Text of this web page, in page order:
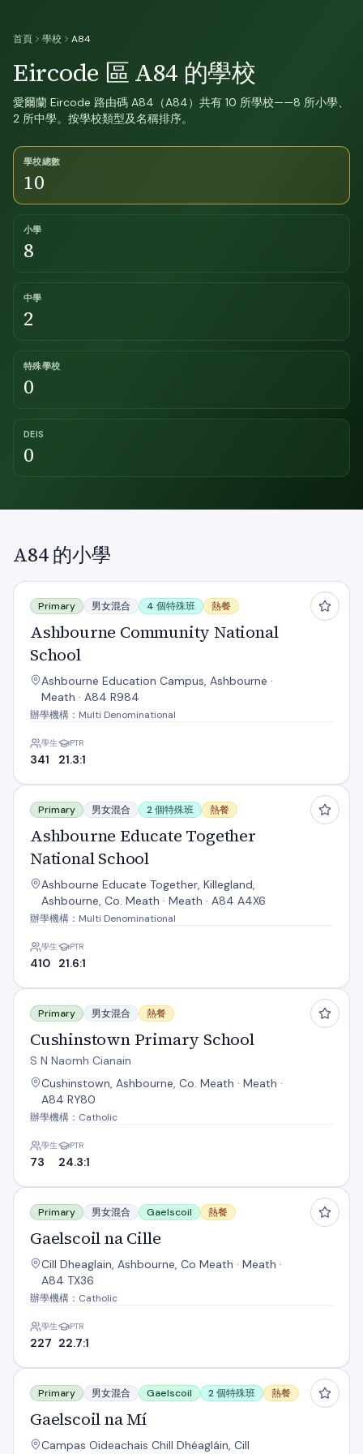
首頁 學校 A84
Eircode 區 A84 的學校
愛爾蘭 Eircode 路由碼 A84（A84）共有 10 所學校——8 所小學、
2 所中學。按學校類型及名稱排序。
學校總數
10
小學
8
中學
2
特殊學校
0
DEIS
0
A84 的小學
Ashbourne Community National School
Primary 男女混合 4 個特殊班 熱餐
Ashbourne Community National
School
Ashbourne Education Campus, Ashbourne ·
Meath · A84 R984
辦學機構：Multi Denominational
學生
341
PTR
21.3:1
Ashbourne Educate Together National School
Primary 男女混合 2 個特殊班 熱餐
Ashbourne Educate Together
National School
Ashbourne Educate Together, Killegland,
Ashbourne, Co. Meath · Meath · A84 A4X6
辦學機構：Multi Denominational
學生
410
PTR
21.6:1
Cushinstown Primary School
Primary 男女混合 熱餐
Cushinstown Primary School
S N Naomh Cianain
Cushinstown, Ashbourne, Co. Meath · Meath ·
A84 RY80
辦學機構：Catholic
學生
73
PTR
24.3:1
Gaelscoil na Cille
Primary 男女混合 Gaelscoil 熱餐
Gaelscoil na Cille
Cill Dheaglain, Ashbourne, Co Meath · Meath ·
A84 TX36
辦學機構：Catholic
學生
227
PTR
22.7:1
Gaelscoil na Mí
Primary 男女混合 Gaelscoil 2 個特殊班 熱餐
Gaelscoil na Mí
Campas Oideachais Chill Dhéagláin, Cill